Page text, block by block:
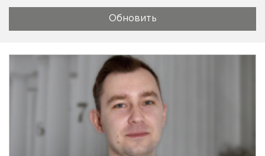
Обновить